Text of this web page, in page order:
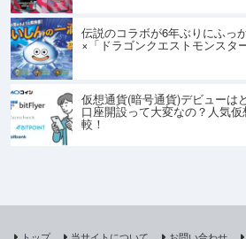
伝説のコラボが6年ぶりにふっ
×「ドラゴンクエストモンスタ
仮想通貨(暗号通貨)デビューは
口座開設って大変なの？人気
較！
トップ 当サイトについて お問い合わせ